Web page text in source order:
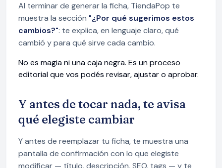
Al terminar de generar la ficha, TiendaPop te
muestra la sección "¿Por qué sugerimos estos
cambios?": te explica, en lenguaje claro, qué
cambió y para qué sirve cada cambio.
No es magia ni una caja negra. Es un proceso
editorial que vos podés revisar, ajustar o aprobar.
Y antes de tocar nada, te avisa
qué elegiste cambiar
Y antes de reemplazar tu ficha, te muestra una
pantalla de confirmación con lo que elegiste
modificar — título, descripción, SEO, tags — y te